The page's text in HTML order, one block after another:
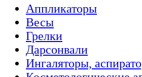
Аппликаторы
Весы
Грелки
Дарсонвали
Ингаляторы,